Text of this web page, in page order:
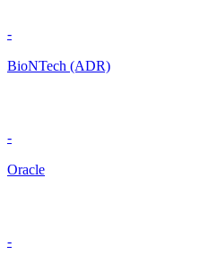
-
BioNTech (ADR)
-
Oracle
-